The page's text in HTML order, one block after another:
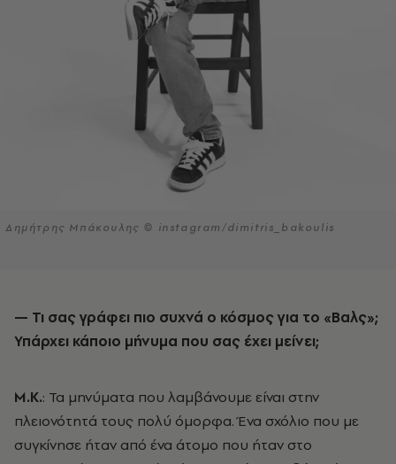
Δημήτρης Μπάκουλης © instagram/dimitris_bakoulis
— Τι σας γράφει πιο συχνά ο κόσμος για το «Βαλς»;
Υπάρχει κάποιο μήνυμα που σας έχει μείνει;
Μ.Κ.: Τα μηνύματα που λαμβάνουμε είναι στην
πλειονότητά τους πολύ όμορφα. Ένα σχόλιο που με
συγκίνησε ήταν από ένα άτομο που ήταν στο